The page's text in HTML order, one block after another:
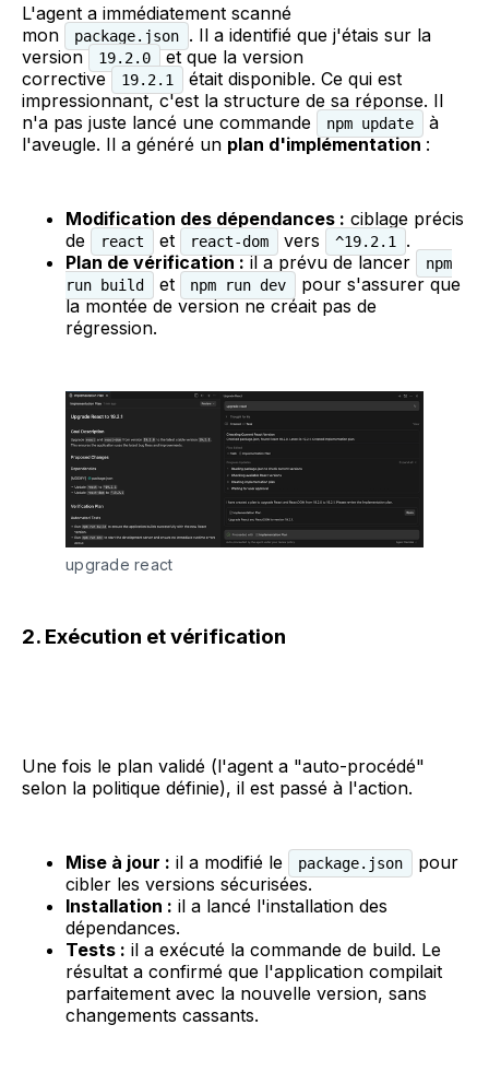
L'agent a immédiatement scanné
mon
package.json
. Il a identifié que j'étais sur la
version
19.2.0 et que la version
corrective
19.2.1
était disponible. Ce qui est
impressionnant, c'est la structure de sa réponse. Il
n'a pas juste lancé une commande
npm update
à
l'aveugle. Il a généré un plan d'implémentation :
Modification des dépendances : ciblage précis
de
react et react-dom vers ^19.2.1
.
Plan de vérification :il a prévu de lancer
npm
run build
et npm run dev
pour s'assurer que
la montée de version ne créait pas de
régression.
upgrade react
2. Exécution et vérification
Une fois le plan validé (l'agent a "auto-procédé"
selon la politique définie), il est passé à l'action.
Mise à jour : il a modifié le package.json
pour
cibler les versions sécurisées.
Installation : il a lancé l'installation des
dépendances.
Tests : il a exécuté la commande de build. Le
résultat a confirmé que l'application compilait
parfaitement avec la nouvelle version, sans
changements cassants.